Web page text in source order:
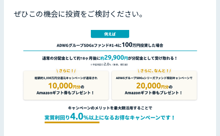
ぜひこの機会に投資をご検討ください。